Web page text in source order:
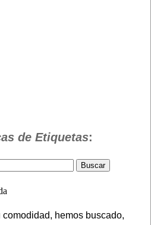
de Etiquetas:
comodidad, hemos buscado,